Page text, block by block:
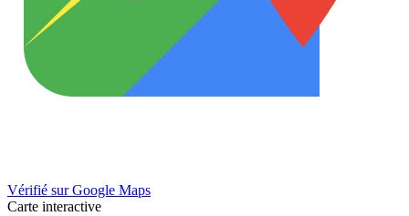
Vérifié sur Google Maps
Carte interactive